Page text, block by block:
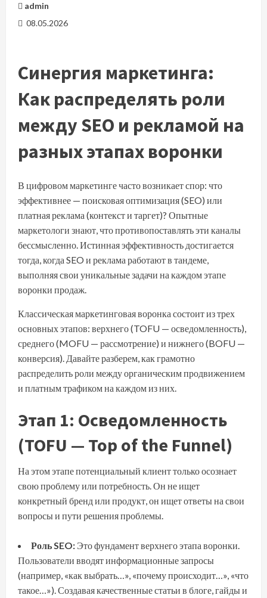
admin
08.05.2026
Синергия маркетинга:
Как распределять роли
между SEO и рекламой на
разных этапах воронки
В цифровом маркетинге часто возникает спор: что
эффективнее — поисковая оптимизация (SEO) или
платная реклама (контекст и таргет)? Опытные
маркетологи знают, что противопоставлять эти каналы
бессмысленно. Истинная эффективность достигается
тогда, когда SEO и реклама работают в тандеме,
выполняя свои уникальные задачи на каждом этапе
воронки продаж.
Классическая маркетинговая воронка состоит из трех
основных этапов: верхнего (TOFU — осведомленность),
среднего (MOFU — рассмотрение) и нижнего (BOFU —
конверсия). Давайте разберем, как грамотно
распределить роли между органическим продвижением
и платным трафиком на каждом из них.
Этап 1: Осведомленность
(TOFU — Top of the Funnel)
На этом этапе потенциальный клиент только осознает
свою проблему или потребность. Он не ищет
конкретный бренд или продукт, он ищет ответы на свои
вопросы и пути решения проблемы.
Роль SEO: Это фундамент верхнего этапа воронки.
Пользователи вводят информационные запросы
(например, «как выбрать…», «почему происходит…», «что
такое…»). Создавая качественные статьи в блоге, гайды и